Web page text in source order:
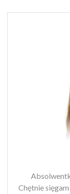
Chętnie